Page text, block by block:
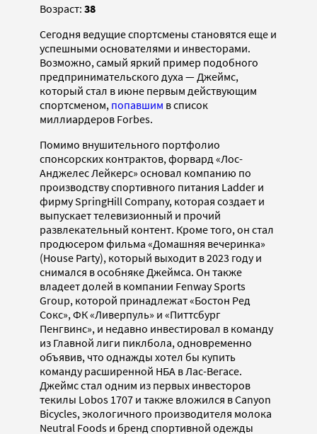
Возраст: 38
Сегодня ведущие спортсмены становятся еще и
успешными основателями и инвесторами.
Возможно, самый яркий пример подобного
предпринимательского духа — Джеймс,
который стал в июне первым действующим
спортсменом, попавшим в список
миллиардеров Forbes.
Помимо внушительного портфолио
спонсорских контрактов, форвард «Лос-
Анджелес Лейкерс» основал компанию по
производству спортивного питания Ladder и
фирму SpringHill Company, которая создает и
выпускает телевизионный и прочий
развлекательный контент. Кроме того, он стал
продюсером фильма «Домашняя вечеринка»
(House Party), который выходит в 2023 году и
снимался в особняке Джеймса. Он также
владеет долей в компании Fenway Sports
Group, которой принадлежат «Бостон Ред
Сокс», ФК «Ливерпуль» и «Питтсбург
Пенгвинс», и недавно инвестировал в команду
из Главной лиги пиклбола, одновременно
объявив, что однажды хотел бы купить
команду расширенной НБА в Лас-Вегасе.
Джеймс стал одним из первых инвесторов
текилы Lobos 1707 и также вложился в Canyon
Bicycles, экологичного производителя молока
Neutral Foods и бренд спортивной одежды